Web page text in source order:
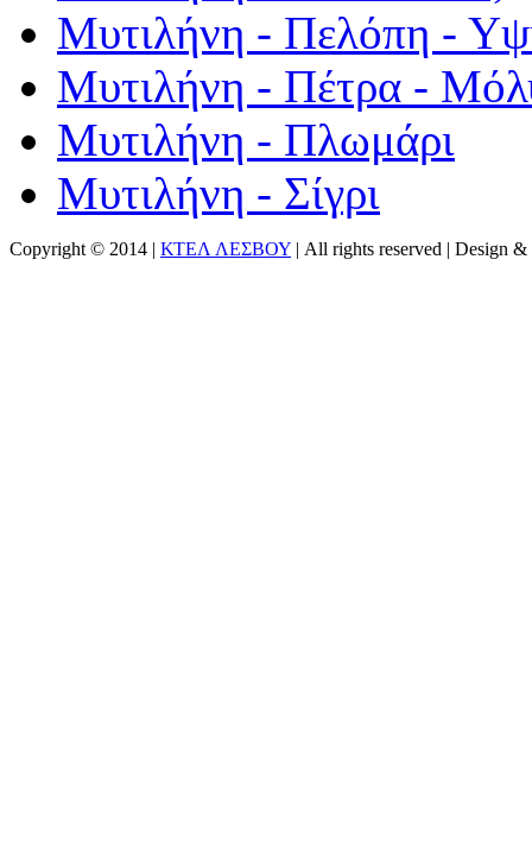
Μυτιλήνη - Πελόπη -
Μυτιλήνη - Πέτρα -
Μυτιλήνη - Πλωμάρι
Μυτιλήνη - Σίγρι
Copyright © 2014 | ΚΤΕΛ ΛΕΣΒΟΥ | All rights reserved | Design &